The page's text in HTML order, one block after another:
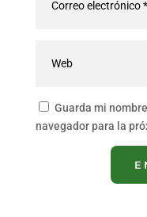
Guarda mi
navegador para la